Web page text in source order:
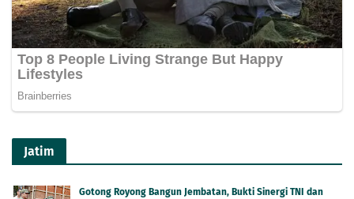
Jatim
Gotong Royong Bangun Jembatan, Bukti Sinergi TNI dan